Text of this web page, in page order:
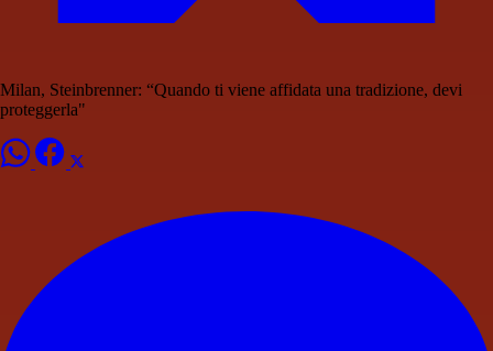
Milan, Steinbrenner: “Quando ti viene affidata una tradizione, devi
proteggerla"